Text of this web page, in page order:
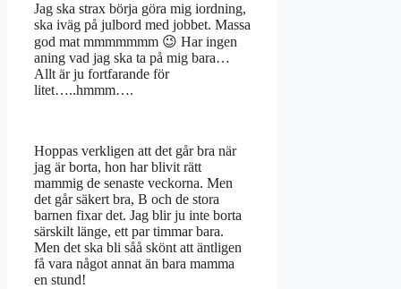
Jag ska strax börja göra mig iordning,
ska iväg på julbord med jobbet. Massa
god mat mmmmmmm 😉 Har ingen
aning vad jag ska ta på mig bara…
Allt är ju fortfarande för
litet…..hmmm….
Hoppas verkligen att det går bra när
jag är borta, hon har blivit rätt
mammig de senaste veckorna. Men
det går säkert bra, B och de stora
barnen fixar det. Jag blir ju inte borta
särskilt länge, ett par timmar bara.
Men det ska bli såå skönt att äntligen
få vara något annat än bara mamma
en stund!